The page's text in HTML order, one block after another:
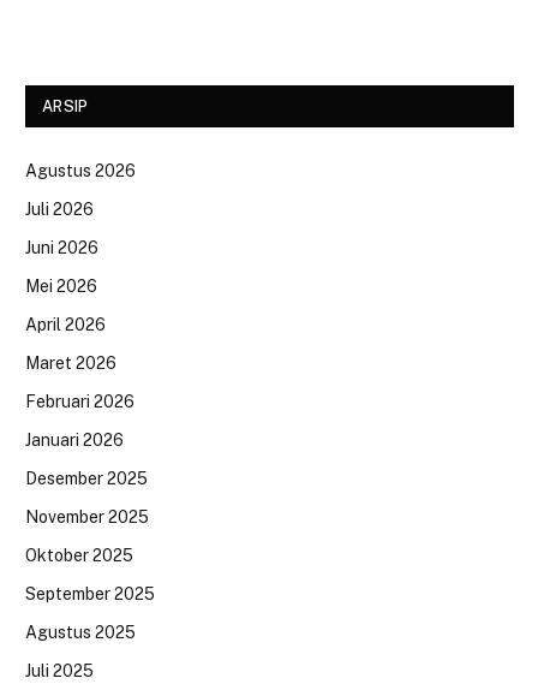
ARSIP
Agustus 2026
Juli 2026
Juni 2026
Mei 2026
April 2026
Maret 2026
Februari 2026
Januari 2026
Desember 2025
November 2025
Oktober 2025
September 2025
Agustus 2025
Juli 2025